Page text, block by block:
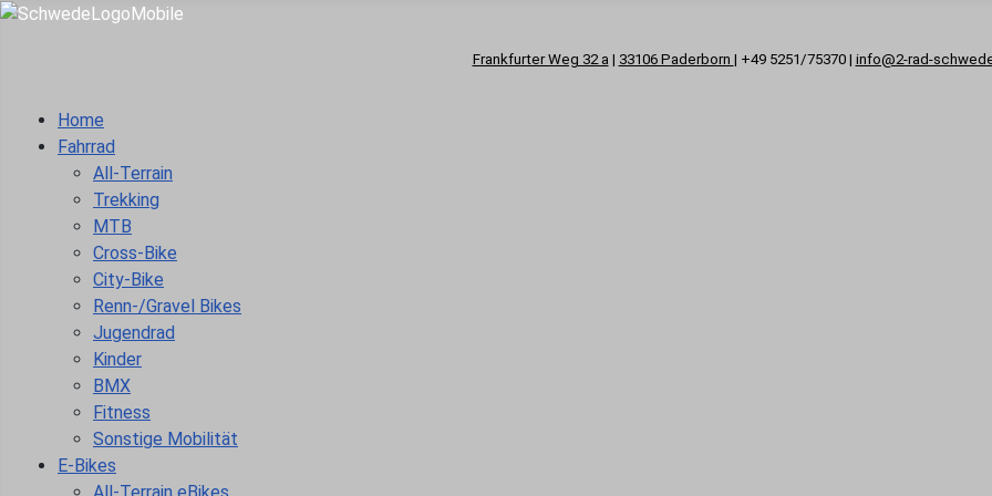
Frankfurter Weg 32 a | 33106 Paderborn | +49 5251/75370 | info@2-rad-
Home
Fahrrad
All-Terrain
Trekking
MTB
Cross-Bike
City-Bike
Renn-/Gravel Bikes
Jugendrad
Kinder
BMX
Fitness
Sonstige Mobilität
E-Bikes